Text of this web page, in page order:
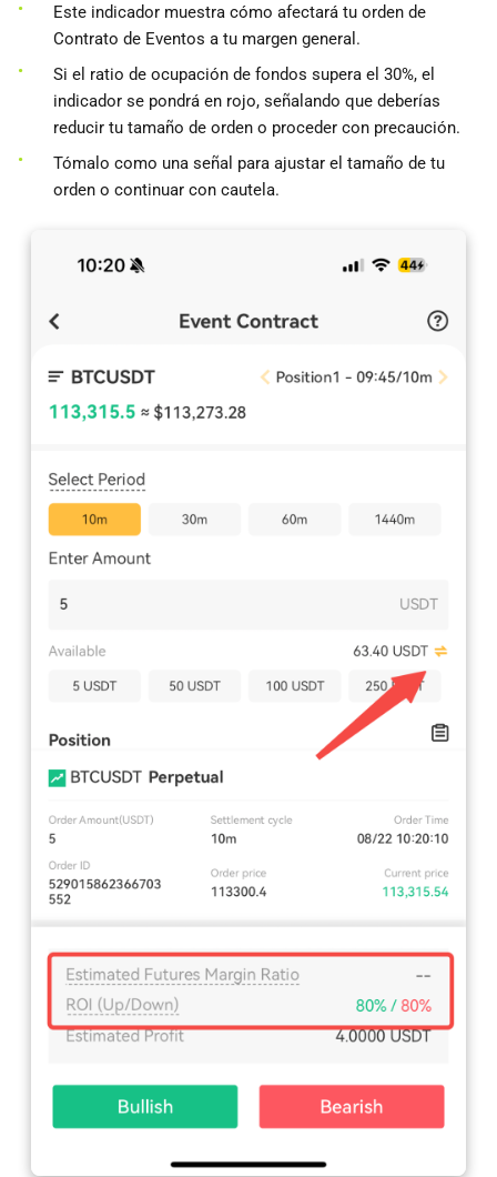
Este indicador muestra cómo afectará tu orden de
Contrato de Eventos a tu margen general.
Si el ratio de ocupación de fondos supera el 30%, el
indicador se pondrá en rojo, señalando que deberías
reducir tu tamaño de orden o proceder con precaución.
Tómalo como una señal para ajustar el tamaño de tu
orden o continuar con cautela.